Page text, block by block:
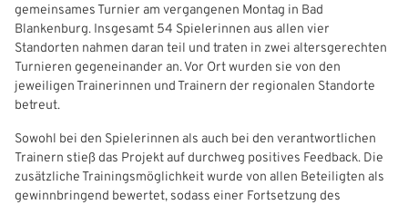
gemeinsames Turnier am vergangenen Montag in Bad
Blankenburg. Insgesamt 54 Spielerinnen aus allen vier
Standorten nahmen daran teil und traten in zwei altersgerechten
Turnieren gegeneinander an. Vor Ort wurden sie von den
jeweiligen Trainerinnen und Trainern der regionalen Standorte
betreut.
Sowohl bei den Spielerinnen als auch bei den verantwortlichen
Trainern stieß das Projekt auf durchweg positives Feedback. Die
zusätzliche Trainingsmöglichkeit wurde von allen Beteiligten als
gewinnbringend bewertet, sodass einer Fortsetzung des
IHR LOGIN
Futsal
#siekickt
Tage des Mädchenfußballs
Länderspiele
Impressum